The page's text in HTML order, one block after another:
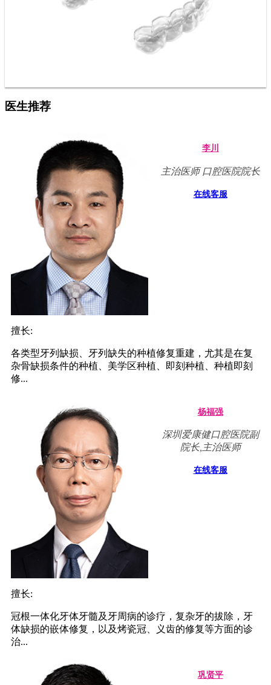
医生推荐
李川
主治医师 口腔医院院长
在线客服
擅长:
各类型牙列缺损、牙列缺失的种植修复重建，尤其是在复
杂骨缺损条件的种植、美学区种植、即刻种植、种植即刻
修...
杨福强
深圳爱康健口腔医院副
院长,主治医师
在线客服
擅长:
冠根一体化牙体牙髓及牙周病的诊疗，复杂牙的拔除，牙
体缺损的嵌体修复，以及烤瓷冠、义齿的修复等方面的诊
治...
巩贤平